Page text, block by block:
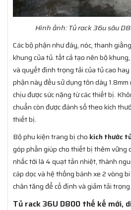
Hình ảnh: Tủ rack 36u sâu
Các bộ phận như đáy, nóc, thanh
khung của tủ. tất cả tạo nên bộ
và quyết định trọng tải của tủ cao
phận này đều sử dụng tôn dày 1.8mm
chịu được sức nặng từ các thiết bị.
chuẩn còn được đánh số theo kích
thiết bị.
Bộ phu kiện trang bị cho kích thước
góp phần giúp cho thiết bị thêm vững
nhắc tới là 4 quạt tản nhiệt, thành
cáp dọc và hệ thống bánh xe 2 vòng
chân tăng để cố định và giảm tải
Tủ rack 36U D800 thế kế mới,